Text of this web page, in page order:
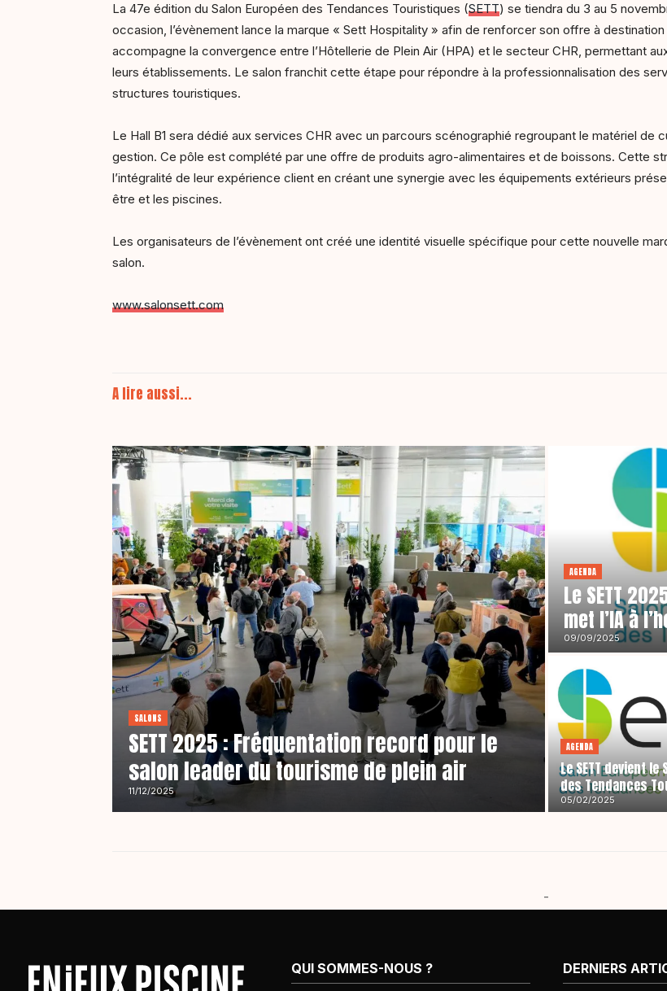
La 47e édition du Salon Européen des Tendances Touristiques (SETT) se tiendra du 3 au 5
occasion, l’évènement lance la marque « Sett Hospitality » afin de renforcer son offre à
accompagne la convergence entre l’Hôtellerie de Plein Air (HPA) et le secteur CHR, permettant
leurs établissements. Le salon franchit cette étape pour répondre à la professionnalisation des
structures touristiques.
Le Hall B1 sera dédié aux services CHR avec un parcours scénographié regroupant le matériel de
gestion. Ce pôle est complété par une offre de produits agro-alimentaires et de boissons. Cette
l’intégralité de leur expérience client en créant une synergie avec les équipements extérieurs
être et les piscines.
Les organisateurs de l’évènement ont créé une identité visuelle spécifique pour cette nouvelle
salon.
www.salonsett.com
A lire aussi...
SALONS
SETT 2025 : Fréquentation record pour le
salon leader du tourisme de plein air
11/12/2025
AGENDA
Le SETT
met l’IA à
09/09/2025
AGENDA
Le SETT devient le
des Tendances
05/02/2025
-
QUI SOMMES-NOUS ? DERNIERS